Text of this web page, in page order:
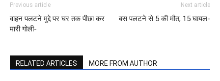
Previous article
वाहन पलटने मुद्दे पर घर तक पीछा कर
मारी गोली-
Next article
बस पलटने से 5 की मौत, 15 घायल-
RELATED ARTICLES MORE FROM AUTHOR